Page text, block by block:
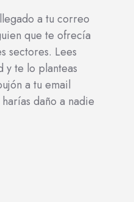
a tu correo
que te ofrecía
sectores. Lees
y te lo planteas
a tu email
daño a nadie